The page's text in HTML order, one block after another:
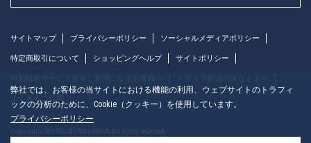
サイトマップ プライバシーポリシー ソーシャルメディアポリシー
特定商取引について ショッピングヘルプ サイトポリシー
よくあるご質問
弊社では、お客様の当サイトにおける機能の利用、ウェブサイトのトラフィ
ックの分析のために、Cookie（クッキー）を使用しています。
プライバシーポリシー